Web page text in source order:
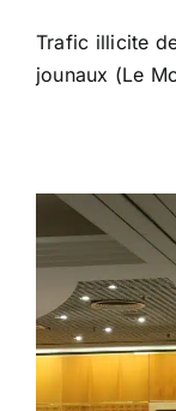
Trafic illicite
jounaux (Le